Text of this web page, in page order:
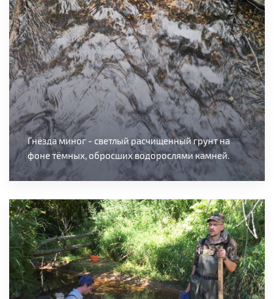
Гнёзда миног - светлый расчищенный грунт на
фоне тёмных, обросших водорослями камней.